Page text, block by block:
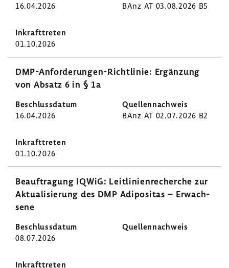
16.04.2026 BAnz AT 03.08.2026 B5
01.10.2026
DMP-​Anforderungen-Richtlinie: Ergän­zung
von Absatz 6 in § 1a
16.04.2026 BAnz AT 02.07.2026 B2
01.10.2026
Beauf­tra­gung IQWiG: Leit­li­ni­en­re­cherche zur
Aktua­li­sie­rung des DMP Adipo­sitas – Erwach­
sene
08.07.2026